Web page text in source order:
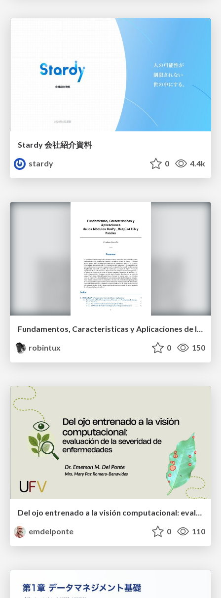
Stardy 会社紹介資料
stardy
0 4.4k
robintux
0 150
Del ojo entrenado a la visión computacional: evaluación de la severidad de enfermedades
emdelponte
0 110